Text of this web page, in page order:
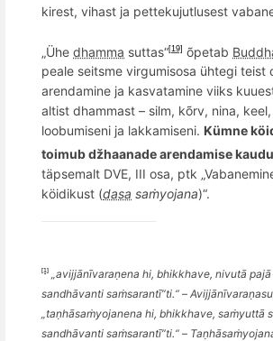
kirest, vihast ja pettekujutlusest
Ühe dhamma suttas“[19] õpetab
peale seitsme virgumisosa ühtegi teist
arendamine ja kasvatamine viiks
altist dhammast – silm, kõrv, nina, keel,
loobumiseni ja lakkamiseni. Kümne
toimub džhaanade arendamise kaudu
täpsemalt DVE, III osa, ptk
köidikust (dasa saṁyojana)“.
[1] „avijjānīvaraṇena hi, bhikkhave, nivutā
sandhāvanti saṁsarantī”ti.“ – Avijjānīvara
„taṇhāsaṁyojanena hi, bhikkhave, saṁyuttā
sandhāvanti saṁsarantī”ti.“ –